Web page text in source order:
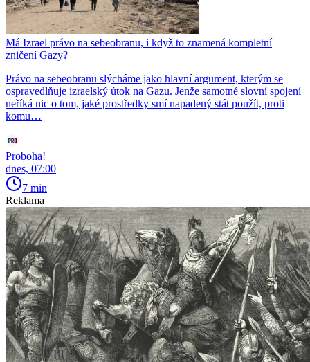
Má Izrael právo na sebeobranu, i když to znamená kompletní
zničení Gazy?
Právo na sebeobranu slýcháme jako hlavní argument, kterým se
ospravedlňuje izraelský útok na Gazu. Jenže samotné slovní spojení
neříká nic o tom, jaké prostředky smí napadený stát použít, proti
komu…
Proboha!
dnes, 07:00
7 min
Reklama